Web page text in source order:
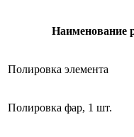
Наименование
Полировка элемента
Полировка фар, 1 шт.